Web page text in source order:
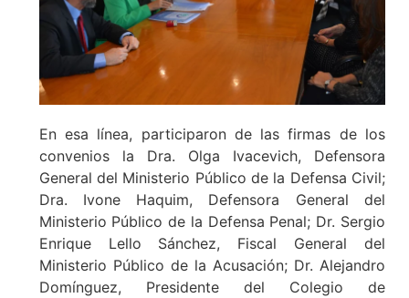
En esa línea, participaron de las firmas de los
convenios la Dra. Olga Ivacevich, Defensora
General del Ministerio Público de la Defensa Civil;
Dra. Ivone Haquim, Defensora General del
Ministerio Público de la Defensa Penal; Dr. Sergio
Enrique Lello Sánchez, Fiscal General del
Ministerio Público de la Acusación; Dr. Alejandro
Domínguez, Presidente del Colegio de